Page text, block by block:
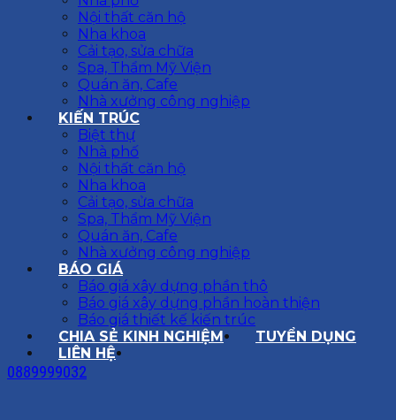
Nội thất căn hộ
Nha khoa
Cải tạo, sửa chữa
Spa, Thẩm Mỹ Viện
Quán ăn, Cafe
Nhà xưởng công nghiệp
KIẾN TRÚC
Biệt thự
Nhà phố
Nội thất căn hộ
Nha khoa
Cải tạo, sửa chữa
Spa, Thẩm Mỹ Viện
Quán ăn, Cafe
Nhà xưởng công nghiệp
BÁO GIÁ
Báo giá xây dựng phần thô
Báo giá xây dựng phần hoàn thiện
Báo giá thiết kế kiến trúc
CHIA SẺ KINH NGHIỆM
TUYỂN DỤNG
LIÊN HỆ
0889999032